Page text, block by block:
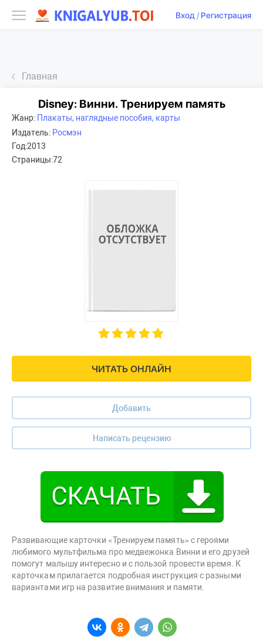
Вход/ Регистрация
Главная
ЧИТАТЬ ОНЛАЙН
Добавить
Написать рецензию
Disney: Винни. Тренируем память
Жанр: Плакаты, наглядные пособия, карты
Издатель: Росмэн
Год:2013
Страницы:72
Развивающие карточки «Тренируем память» с героями
любимого мультфильма про медвежонка Винни и его друзей
помогут малышу интересно и с пользой провести время. К
карточкам прилагается подробная инструкция с разными
вариантами игр на развитие внимания и памяти.